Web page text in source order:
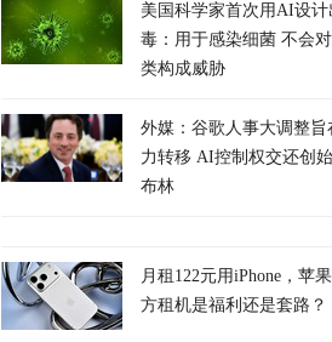
美国科学家首次用AI设计
毒：用于感染细菌 不会
类构成威胁
外媒：谷歌人事大调整旨
力转移 AI控制权交还创
布林
月租122元用iPhone，苹
方租机是福利还是套路？